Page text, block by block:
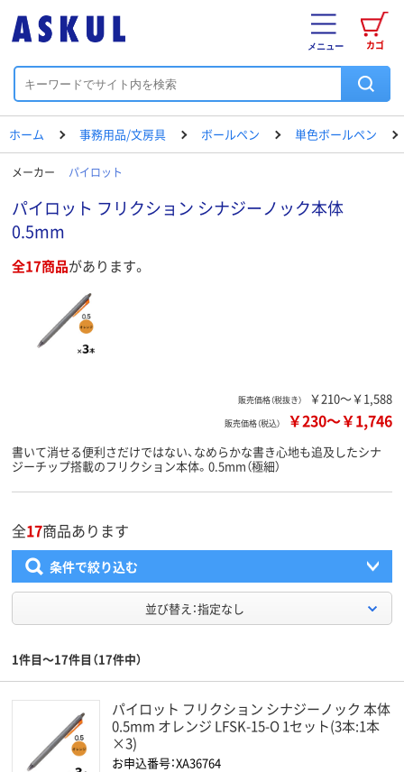
カゴ
メニュー
ホーム 事務用品/文房具 ボールペン 単色ボールペン
メーカー パイロット
パイロット フリクション シナジーノック本体
0.5mm
全17商品があります。
販売価格（税抜き） ￥210～￥1,588
販売価格（税込） ￥230～￥1,746
書いて消せる便利さだけではない、なめらかな書き心地も追及したシナ
ジーチップ搭載のフリクション本体。0.5mm（極細）
全17商品あります
条件で絞り込む
並び替え：指定なし
1件目～17件目（17件中）
パイロット フリクション シナジーノック 本体
0.5mm オレンジ LFSK-15-O 1セット(3本:1本
×3)
お申込番号：XA36764